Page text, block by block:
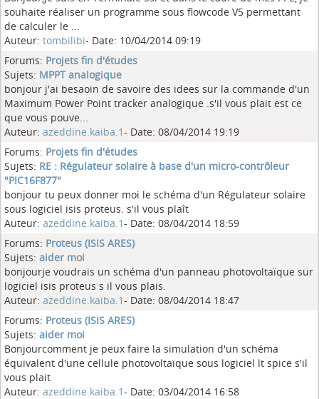
souhaite réaliser un programme sous flowcode V5 permettant
de calculer le ...
Auteur: tombilibi- Date: 10/04/2014 09:19
Forums: Projets fin d'études
Sujets: MPPT analogique
bonjour j'ai besaoin de savoire des idees sur la commande d'un
Maximum Power Point tracker analogique .s'il vous plait est ce
que vous pouve...
Auteur: azeddine.kaiba.1- Date: 08/04/2014 19:19
Forums: Projets fin d'études
Sujets: RE : Régulateur solaire à base d'un micro-contrôleur
"PIC16F877"
bonjour tu peux donner moi le schéma d'un Régulateur solaire
sous logiciel isis proteus. s'il vous plaît
Auteur: azeddine.kaiba.1- Date: 08/04/2014 18:59
Forums: Proteus (ISIS ARES)
Sujets: aider moi
bonjourje voudrais un schéma d'un panneau photovoltaïque sur
logiciel isis proteus s il vous plais.
Auteur: azeddine.kaiba.1- Date: 08/04/2014 18:47
Forums: Proteus (ISIS ARES)
Sujets: aider moi
Bonjourcomment je peux faire la simulation d'un schéma
équivalent d'une cellule photovoltaïque sous logiciel lt spice s'il
vous plait
Auteur: azeddine.kaiba.1- Date: 03/04/2014 16:58